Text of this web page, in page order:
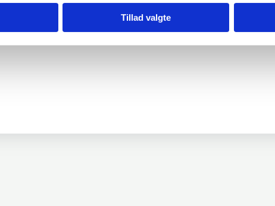
Tillad valgte